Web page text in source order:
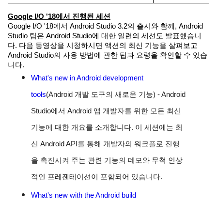
Google I/O '18에서 진행된 세션
Google I/O '18에서 Android Studio 3.2의 출시와 함께, Android
Studio 팀은 Android Studio에 대한 일련의 세션도 발표했습니
다. 다음 동영상을 시청하시면 액션의 최신 기능을 살펴보고
Android Studio의 사용 방법에 관한 팁과 요령을 확인할 수 있습
니다.
What's new in Android development
tools(Android 개발 도구의 새로운 기능) -Android
Studio에서 Android 앱 개발자를 위한 모든 최신
기능에 대한 개요를 소개합니다. 이 세션에는 최
신 Android API를 통해 개발자의 워크플로 진행
을 촉진시켜 주는 관련 기능의 데모와 무척 인상
적인 프레젠테이션이 포함되어 있습니다.
What's new with the Android build